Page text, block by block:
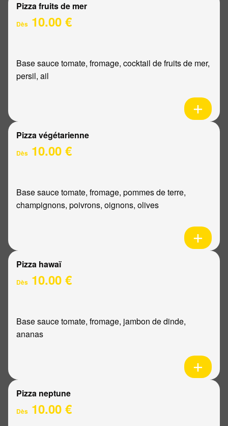
Pizza fruits de mer
Dès 10.00 €
Base sauce tomate, fromage, cocktail de fruits de mer,
persil, ail
Pizza végétarienne
Dès 10.00 €
Base sauce tomate, fromage, pommes de terre,
champignons, poivrons, oignons, olives
Pizza hawaï
Dès 10.00 €
Base sauce tomate, fromage, jambon de dinde,
ananas
Pizza neptune
Dès 10.00 €